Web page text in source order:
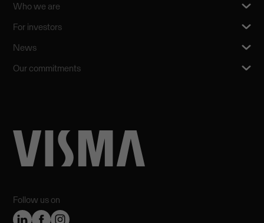
Follow us on
Who we are
For investors
News
Our commitments